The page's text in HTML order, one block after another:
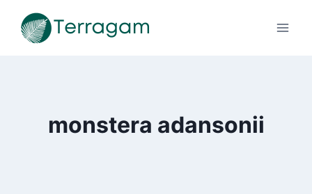
para
monstera adansonii